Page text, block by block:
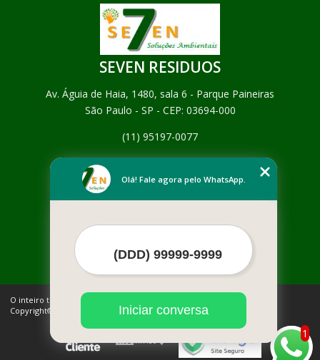
SEVEN RESIDUOS
Av. Águia de Haia, 1480, sala 6 - Parque Paineiras
São Paulo - SP - CEP: 03694-000
(11) 95197-0077
Empresa
Contato
Mais Serviços
O inteiro teor deste site está sujeito à proteção de direitos autorais.
Copyright© SEVEN RESIDUOS (Lei 9610 de 19/02/1998)
1
Olá! Fale agora pelo WhatsApp.
Iniciar conversa